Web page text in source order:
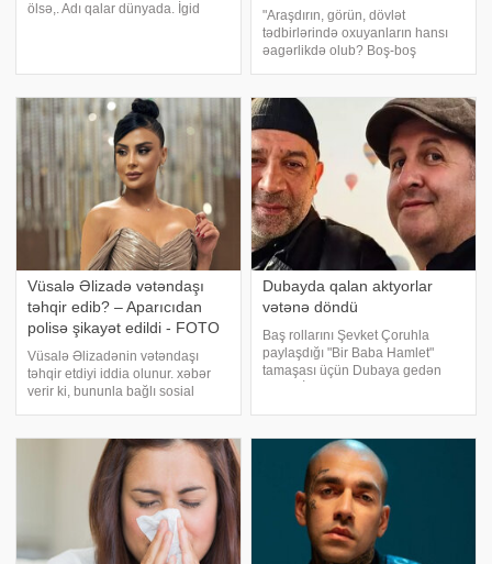
ölsə,. Adı qalar dünyada. İgid
Namərdə boyu
"Araşdırın, görün, dövlət
tədbirlərində oxuyanların hansı
əagərlikdə olub? Boş-boş
çəkməyən adamsan, sən Vətən
üçün ölənsən? Bizdə özünü,
olmayan şeyi göstərmə
Vüsalə Əlizadə vətəndaşı
təhqir edib? – Aparıcıdan
polisə şikayət edildi - FOTO
Vüsalə Əlizadənin vətəndaşı
təhqir etdiyi iddia olunur. xəbər
verir ki, bununla bağlı sosial
Paylaşım sahibi bildirib ki, aparıcı
ona və ailə üzvlərinə təhqirami
Dubayda qalan aktyorlar
vətənə döndü
Baş rollarını Şevket Çoruhla
paylaşdığı "Bir Baba Hamlet"
tamaşası üçün Dubaya gedən
Türkiyə mətbuatına istinadən